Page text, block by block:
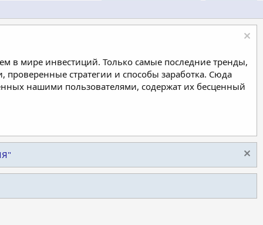
в мире инвестиций. Только самые последние тренды,
стратегии и способы заработка. Сюда
нашими пользователями, содержат их бесценный